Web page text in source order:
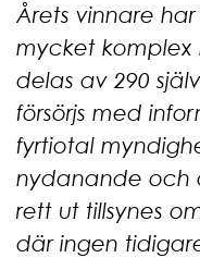
Årets vinnare
mycket komplex
delas av 290
försörjs med
fyrtiotal
nydanande och
rett ut tillsynes
där ingen